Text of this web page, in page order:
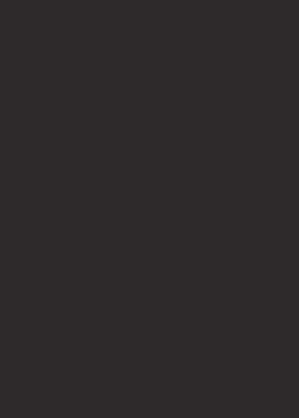
Инструмент для